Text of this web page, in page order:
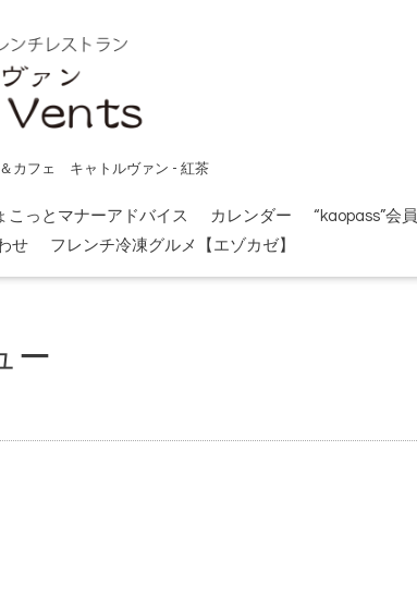
カフェ キャトルヴァン - 紅茶
こっとマナーアドバイス カレンダー
“kaopass”会員
せ フレンチ冷凍グルメ【エゾカゼ】
ー